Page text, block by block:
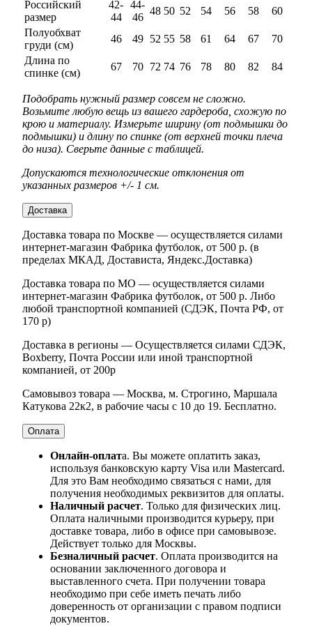
Российский
размер
42-
44
44-
46
48 50 52 54 56 58
60
Полуобхват
груди (см)
46 49 52 55 58 61 64 67
70
Длина по
спинке (см)
67 70 72 74 76 78 80 82 84
Подобрать нужный размер совсем не сложно.
Возьмите любую вещь из вашего гардероба, схожую по
крою и материалу. Измерьте ширину (от подмышки до
подмышки) и длину по спинке (от верхней точки плеча
до низа). Сверьте данные с таблицей.
Допускаются технологические отклонения от
указанных размеров +/- 1 см.
Доставка
Доставка товара по Москве — осуществляется силами
интернет-магазин Фабрика футболок, от 500 р. (в
пределах МКАД, Достависта, Яндекс.Доставка)
Доставка товара по МО — осуществляется силами
интернет-магазин Фабрика футболок, от 500 р. Либо
любой транспортной компанией (СДЭК, Почта РФ, от
170 р)
Доставка в регионы — Осуществляется силами СДЭК,
Boxberry, Почта России или иной транспортной
компанией, от 200р
Самовывоз товара — Москва, м. Строгино, Маршала
Катукова 22к2, в рабочие часы с 10 до 19. Бесплатно.
Оплата
Онлайн-оплата. Вы можете оплатить заказ,
используя банковскую карту Visa или Mastercard.
Для это Вам необходимо связаться с нами, для
получения необходимых реквизитов для оплаты.
Наличный расчет. Только для физических лиц.
Оплата наличными производится курьеру, при
доставке товара, либо в офисе при самовывозе.
Действует только для Москвы.
Безналичный расчет. Оплата производится на
основании заключенного договора и
выставленного счета. При получении товара
необходимо при себе иметь печать либо
доверенность от организации с правом подписи
документов.